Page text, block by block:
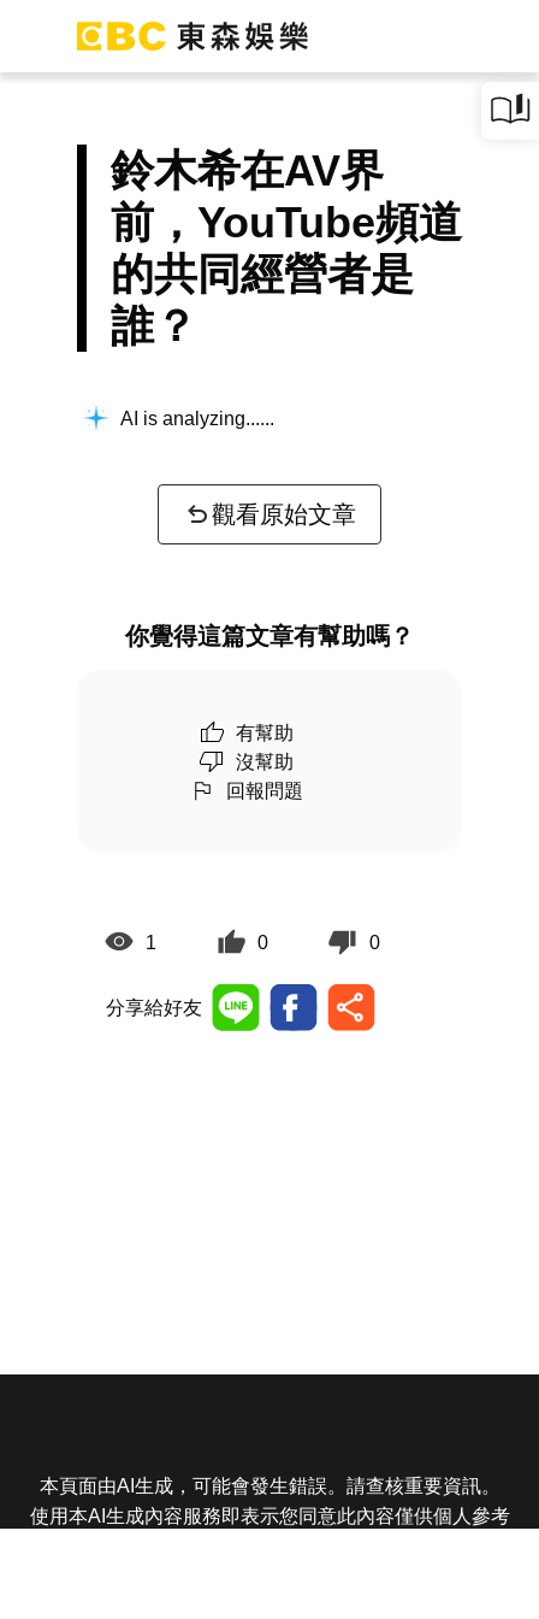
鈴木希在AV界
前，YouTube頻道
的共同經營者是
誰？
AI is analyzing...
觀看原始文章
你覺得這篇文章有幫助嗎？
有幫助
沒幫助
回報問題
1 0 0
分享給好友
本頁面由AI生成，可能會發生錯誤。請查核重要資訊。
使用本AI生成內容服務即表示您同意此內容僅供個人參考